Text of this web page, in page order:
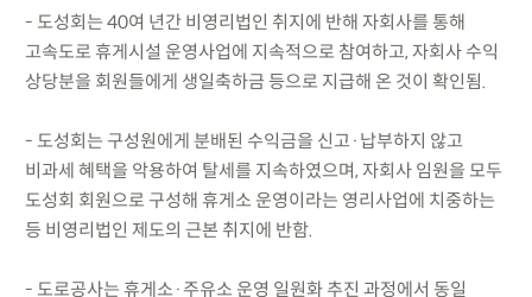
- 도성회는 40여 년간 비영리법인 취지에 반해 자회사를 통해
고속도로 휴게시설 운영사업에 지속적으로 참여하고, 자회사 수익
상당분을 회원들에게 생일축하금 등으로 지급해 온 것이 확인됨.
- 도성회는 구성원에게 분배된 수익금을 신고·납부하지 않고
비과세 혜택을 악용하여 탈세를 지속하였으며, 자회사 임원을 모두
도성회 회원으로 구성해 휴게소 운영이라는 영리사업에 치중하는
등 비영리법인 제도의 근본 취지에 반함.
- 도로공사는 휴게소·주유소 운영 일원화 추진 과정에서 동일